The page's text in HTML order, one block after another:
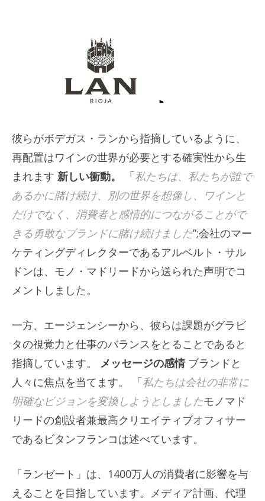
彼らがボデガス・ランから指摘しているように、
再配置はワインの世界が必要とする確実性から生
まれます 新しい衝動。 「私たちは、私たちが誰で
あるかに賭け続け、別の世界を想像し、ワインと
だけでなく、消費者と感情的につながることがで
きる勇敢なブランドに賭け続けました”;会社のマー
ケティングディレクターであるアルベルト・サル
ドンは、モノ・マドリードから送られた声明でコ
メントしました。
一方、エージェンシーから、彼らは課題がグラビ
タの視覚力と仕事のバランスをとることであると
指摘しています。 メッセージの感情ブランドと
人々に焦点を当てます。 「私たちは会社の非常に
明確なビジョンを変換しようとしましたモノマド
リードの創設者兼最高クリエイティブオフィサー
であるビタンフランコは述べています。
「ランゼート」は、1400万人の消費者に影響を与
えることを目指しています。メディア計画、代理